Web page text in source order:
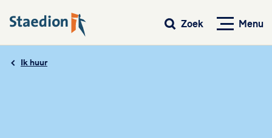
Menu
Zoek
Ik huur